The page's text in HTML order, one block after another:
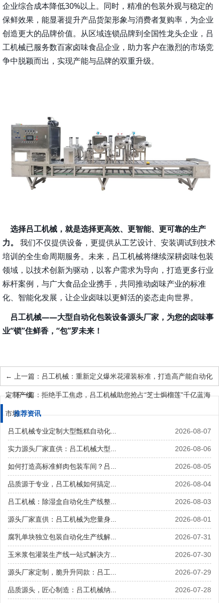
企业综合成本降低30%以上。同时，精准的包装外观与稳定的
保鲜效果，能显著提升产品货架形象与消费者复购率，为企业
创造更大的品牌价值。从区域连锁品牌到全国性龙头企业，吕
工机械已服务数百家卤味食品企业，助力客户在激烈的市场竞
争中脱颖而出，实现产能与品牌的双重升级。
选择吕工机械，就是选择更高效、更智能、更可靠的生产
力。
我们不仅提供设备，更提供从工艺设计、安装调试到技术
培训的全生命周期服务。未来，吕工机械将继续深耕卤味包装
领域，以技术创新为驱动，以客户需求为导向，打造更多行业
标杆案例，与广大食品企业携手，共同推动卤味产业的标准
化、智能化发展，让企业卤味以更鲜活的姿态走向世界。
吕工机械——大型自动化包装设备源头厂家，为您的卤味事
业“锁”住鲜香，“包”罗未来！
← 上一篇：吕工机械：重新定义爆米花灌装标准，打造高产能自动化
定制产线
←下一篇：拒绝手工焦虑，吕工机械助您抢占“芝士焗榴莲”千亿蓝海
市场推荐资讯
2026-08-07
吕工机械专业定制大型甑糕自动化...
2026-08-06
实力源头厂家直供：吕工机械大型...
2026-08-05
如何打造高标准鲜肉包装车间？吕...
2026-08-04
品质源于专业，吕工机械如何搞定...
2026-08-03
吕工机械：除湿盒自动化生产线整...
2026-08-01
源头厂家直供：吕工机械为您量身...
2026-07-31
腐乳单块独立包装自动化生产线解...
2026-07-30
玉米浆包灌装生产线一站式解决方...
2026-07-29
源头厂家定制，脆升升同款：吕工...
2026-07-28
品质源头，匠心制造：吕工机械纳...